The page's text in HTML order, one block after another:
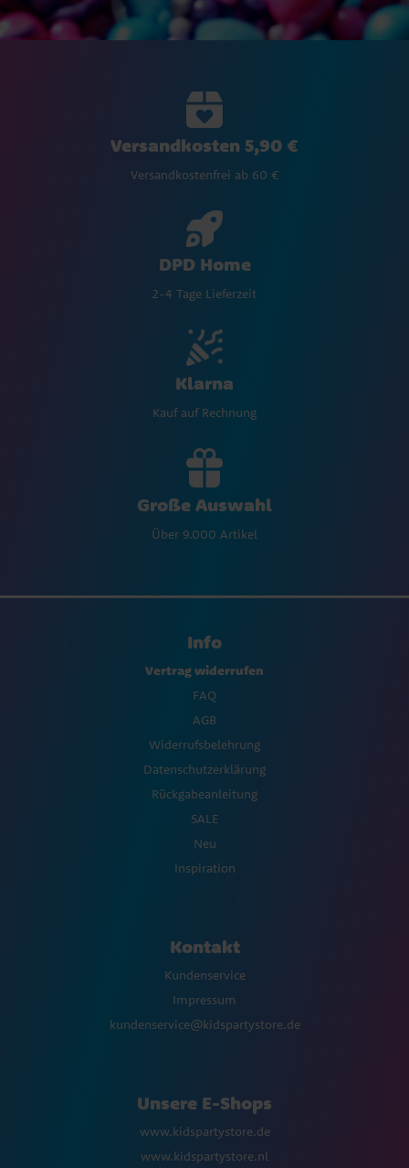
Versandkosten 5,90 €
Versandkostenfrei ab 60 €
DPD Home
2-4 Tage Lieferzeit
Klarna
Kauf auf Rechnung
Große Auswahl
Über 9.000 Artikel
Info
Vertrag widerrufen
FAQ
AGB
Widerrufsbelehrung
Datenschutzerklärung
Rückgabeanleitung
SALE
Neu
Inspiration
Kontakt
Kundenservice
Impressum
kundenservice@kidspartystore.de
Unsere E-Shops
www.kidspartystore.de
www.kidspartystore.nl